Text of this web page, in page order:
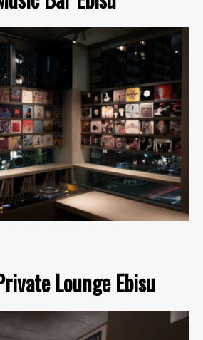
Lounge Ebisu